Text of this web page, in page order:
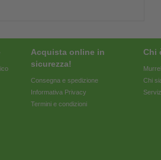
Acquista online in
sicurezza!
Consegna e spedizione
Informativa Privacy
Termini e condizioni
Chi
Chi